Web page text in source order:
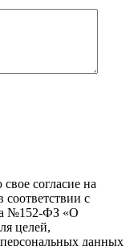
согласие на
с
№152-ФЗ «О
целей,
данных